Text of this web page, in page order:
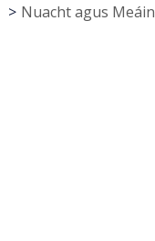
Nuacht agus Meáin